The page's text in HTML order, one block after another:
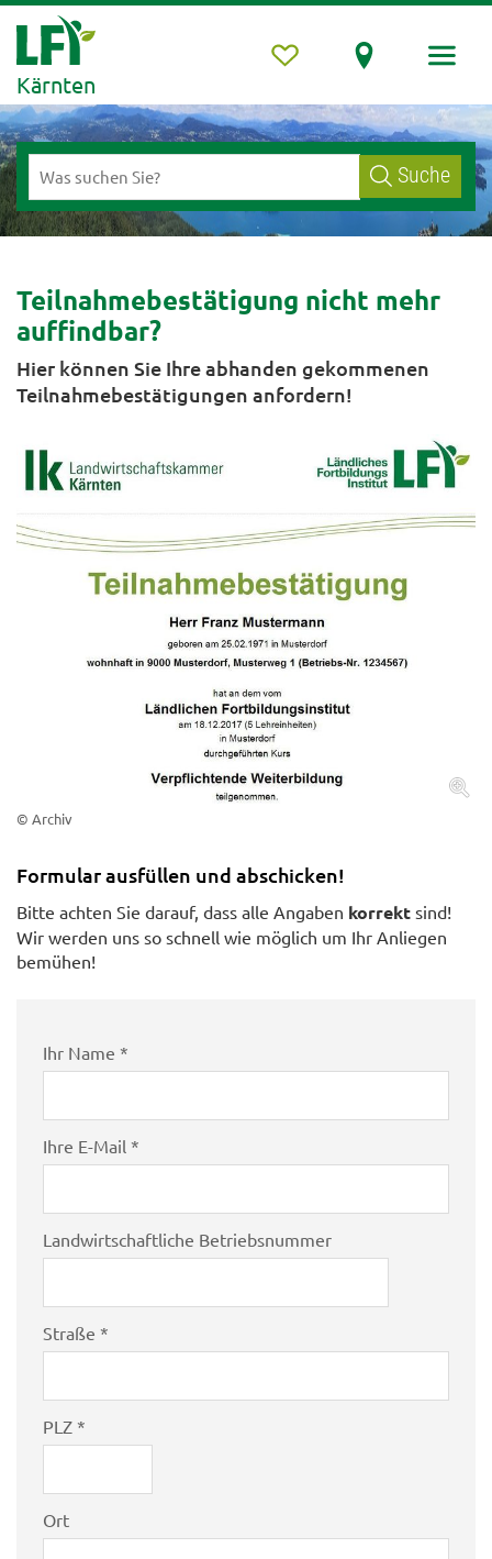
Kärnten
Suche
Teilnahmebestätigung nicht mehr
auffindbar?
Hier können Sie Ihre abhanden gekommenen
Teilnahmebestätigungen anfordern!
© Archiv
Formular ausfüllen und abschicken!
Bitte achten Sie darauf, dass alle Angaben korrekt sind!
Wir werden uns so schnell wie möglich um Ihr Anliegen
bemühen!
Ihr Name *
Ihre E-Mail *
Landwirtschaftliche Betriebsnummer
Straße *
PLZ *
Ort